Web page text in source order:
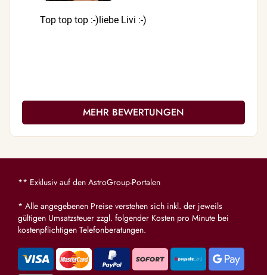
Top top top :-)liebe Livi :-)
MEHR BEWERTUNGEN
** Exklusiv auf den AstroGroup-Portalen
* Alle angegebenen Preise verstehen sich inkl. der jeweils
gültigen Umsatzsteuer zzgl. folgender Kosten pro Minute bei
kostenpflichtigen Telefonberatungen.